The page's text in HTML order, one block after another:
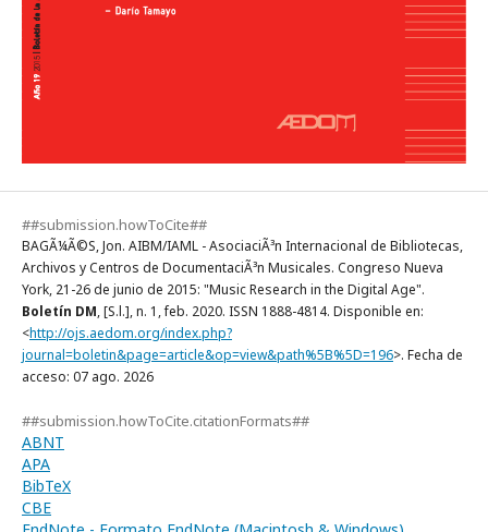
##submission.howToCite##
BAGÃ¼Ã©S, Jon. AIBM/IAML - AsociaciÃ³n Internacional de Bibliotecas,
Archivos y Centros de DocumentaciÃ³n Musicales. Congreso Nueva
York, 21-26 de junio de 2015: "Music Research in the Digital Age".
Boletín DM, [S.l.], n. 1, feb. 2020. ISSN 1888-4814. Disponible en:
<http://ojs.aedom.org/index.php?
journal=boletin&page=article&op=view&path%5B%5D=196>. Fecha de
acceso: 07 ago. 2026
##submission.howToCite.citationFormats##
ABNT
APA
BibTeX
CBE